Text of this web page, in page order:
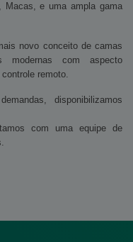
Macas, e uma ampla gama
novo conceito de camas
modernas com aspecto
remoto.
disponibilizamos
com uma equipe de